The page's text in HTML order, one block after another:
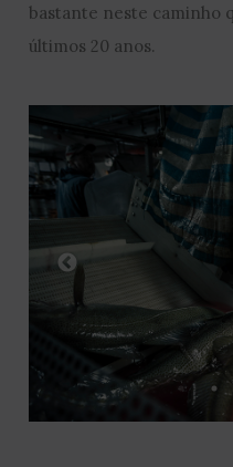
bastante neste caminho
últimos 20 anos.